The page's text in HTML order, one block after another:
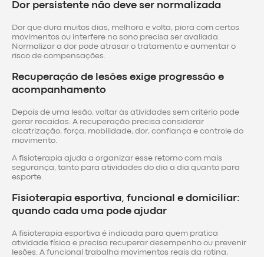
Dor persistente não deve ser normalizada
Dor que dura muitos dias, melhora e volta, piora com certos
movimentos ou interfere no sono precisa ser avaliada.
Normalizar a dor pode atrasar o tratamento e aumentar o
risco de compensações.
Recuperação de lesões exige progressão e
acompanhamento
Depois de uma lesão, voltar às atividades sem critério pode
gerar recaídas. A recuperação precisa considerar
cicatrização, força, mobilidade, dor, confiança e controle do
movimento.
A fisioterapia ajuda a organizar esse retorno com mais
segurança, tanto para atividades do dia a dia quanto para
esporte.
Fisioterapia esportiva, funcional e domiciliar:
quando cada uma pode ajudar
A fisioterapia esportiva é indicada para quem pratica
atividade física e precisa recuperar desempenho ou prevenir
lesões. A funcional trabalha movimentos reais da rotina,